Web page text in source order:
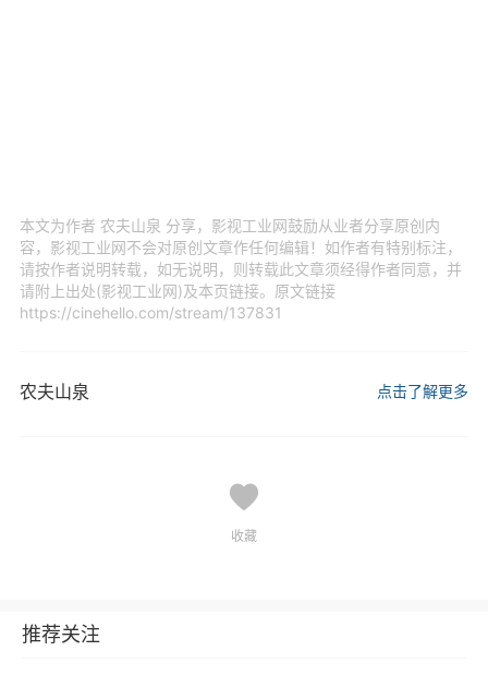
本文为作者 农夫山泉 分享，影视工业网鼓励从业者分享原创内
容，影视工业网不会对原创文章作任何编辑！如作者有特别标注，
请按作者说明转载，如无说明，则转载此文章须经得作者同意，并
请附上出处(影视工业网)及本页链接。原文链接
https://cinehello.com/stream/137831
农夫山泉 点击了解更多
收藏
推荐关注